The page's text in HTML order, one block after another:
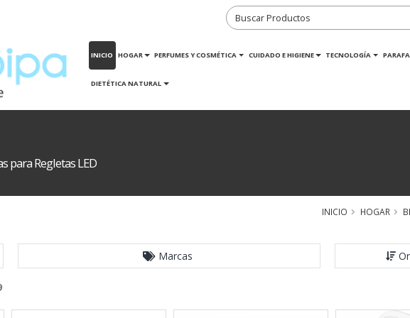
INICIO HOGAR PERFUMES Y COSMÉTICA CUIDADO E HIGIENE TECNOLOGÍA
DIETÉTICA NATURAL
para Regletas LED
INICIO HOGAR
Marcas